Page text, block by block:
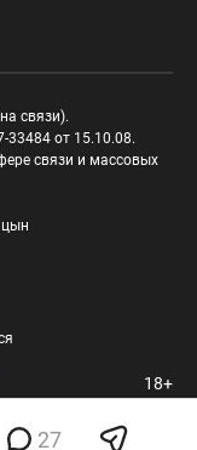
27
связи).
от 15.10.08.
связи и массовых
18+